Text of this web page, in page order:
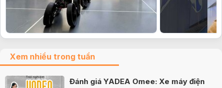
Xem nhiều trong tuần
Đánh giá YADEA Omee: Xe máy điện